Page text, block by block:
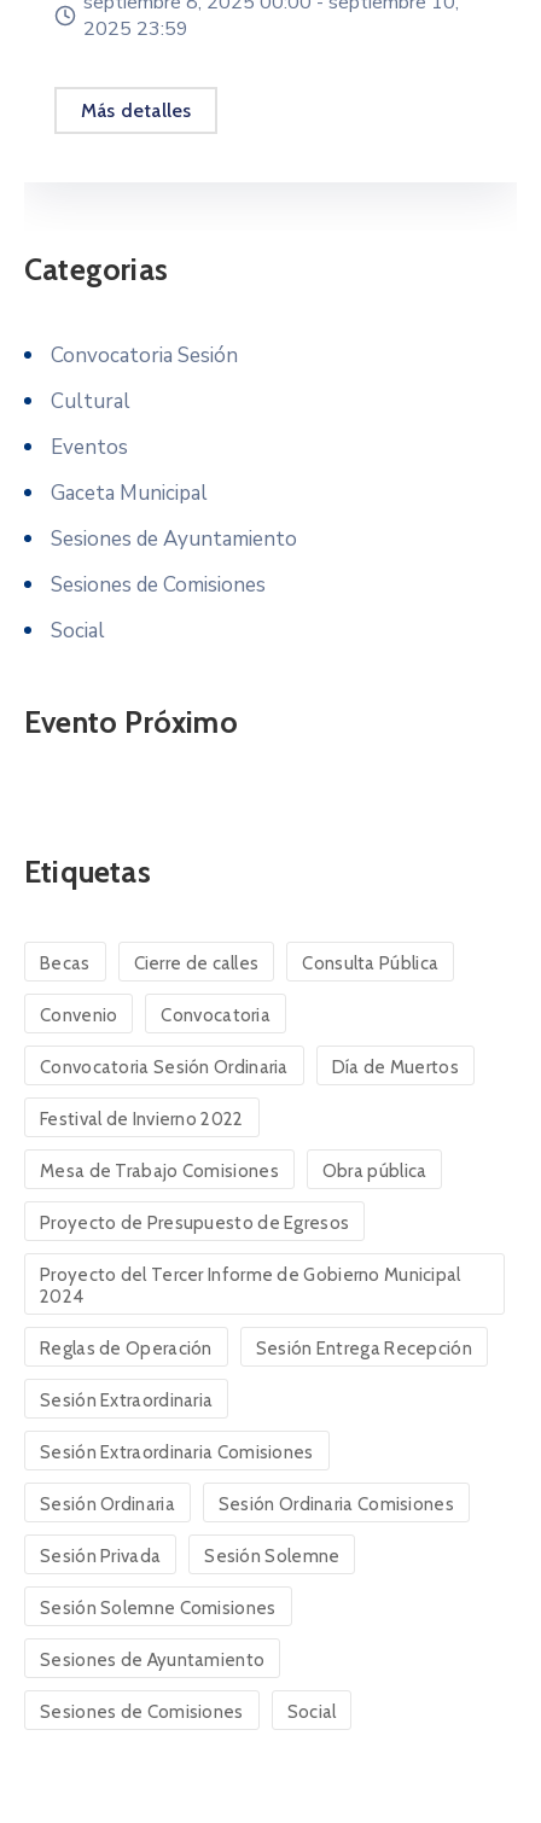
2025 23:59
Más detalles
Categorias
Convocatoria Sesión
Cultural
Eventos
Gaceta Municipal
Sesiones de Ayuntamiento
Sesiones de Comisiones
Social
Evento Próximo
Etiquetas
Becas Cierre de calles Consulta Pública
Convenio Convocatoria
Convocatoria Sesión Ordinaria Día de Muertos
Festival de Invierno 2022
Mesa de Trabajo Comisiones Obra pública
Proyecto de Presupuesto de Egresos
Proyecto del Tercer Informe de Gobierno Municipal
2024
Reglas de Operación Sesión Entrega Recepción
Sesión Extraordinaria
Sesión Extraordinaria Comisiones
Sesión Ordinaria Sesión Ordinaria Comisiones
Sesión Privada Sesión Solemne
Sesión Solemne Comisiones
Sesiones de Ayuntamiento
Sesiones de Comisiones Social